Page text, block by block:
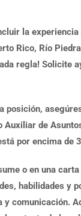
la
Rico, Río
regla! Solicite
posición,
de
por encima de
o en una
habilidades y
comunicación.